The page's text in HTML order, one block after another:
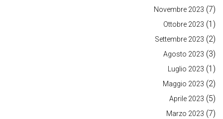
Novembre 2023 (7)
Ottobre 2023 (1)
Settembre 2023 (2)
Agosto 2023 (3)
Luglio 2023 (1)
Maggio 2023 (2)
Aprile 2023 (5)
Marzo 2023 (7)